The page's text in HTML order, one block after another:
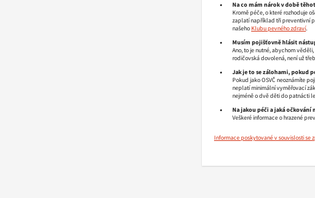
Na co mám nárok v době
Kromě péče, o které rozhoduje
zaplatí například tři preventivní
našeho Klubu pevného zdraví.
Musím pojišťovně hlásit
Ano, to je nutné, abychom
rodičovská dovolená, není už
Jak je to se zálohami, pokud
Pokud jako OSVČ neoznámíte
neplatí minimální vyměřovací
nejméně o dvě děti do patnácti
Na jakou péči a jaká očkování
Veškeré informace o hrazené
Informace poskytované v souvislosti se